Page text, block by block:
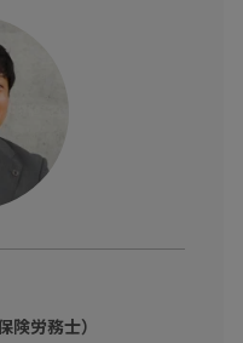
きました。
かっていたという 茨城ト
事」を利用しているので
っていきましょう。
労務士）